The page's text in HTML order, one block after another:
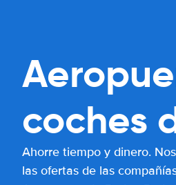
coches
Ahorre tiempo y dinero.
las ofertas de las